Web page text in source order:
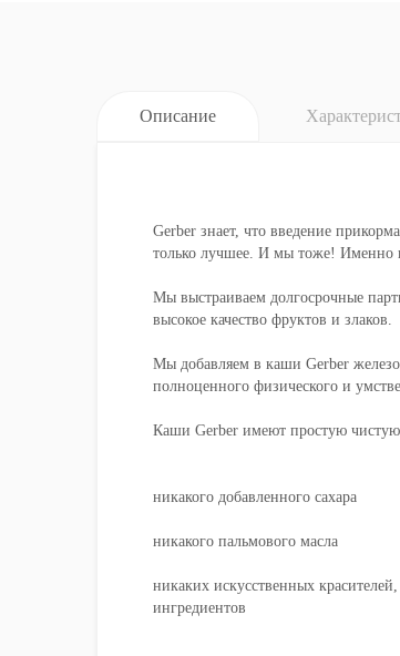
Описание
Gerber знает, что введение
только лучшее. И мы тоже! Именно
Мы выстраиваем долгосрочные
высокое качество фруктов и злаков.
Мы добавляем в каши Gerber
полноценного физического и
Каши Gerber имеют простую чистую
никакого добавленного сахара
никакого пальмового масла
никаких искусственных
ингредиентов